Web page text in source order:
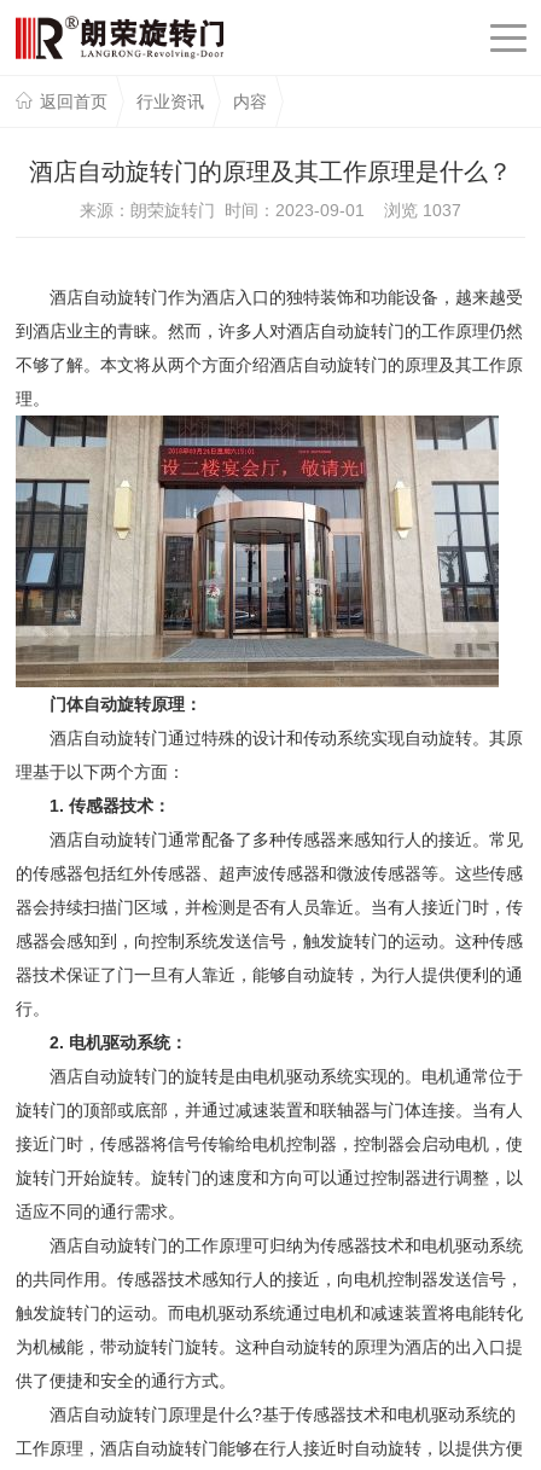
返回首页 行业资讯 内容
酒店自动旋转门的原理及其工作原理是什么？
来源：朗荣旋转门 时间：2023-09-01 浏览 1037
酒店自动旋转门作为酒店入口的独特装饰和功能设备，越来越受
到酒店业主的青睐。然而，许多人对酒店自动旋转门的工作原理仍然
不够了解。本文将从两个方面介绍酒店自动旋转门的原理及其工作原
理。
门体自动旋转原理：
酒店自动旋转门通过特殊的设计和传动系统实现自动旋转。其原
理基于以下两个方面：
1. 传感器技术：
酒店自动旋转门通常配备了多种传感器来感知行人的接近。常见
的传感器包括红外传感器、超声波传感器和微波传感器等。这些传感
器会持续扫描门区域，并检测是否有人员靠近。当有人接近门时，传
感器会感知到，向控制系统发送信号，触发旋转门的运动。这种传感
器技术保证了门一旦有人靠近，能够自动旋转，为行人提供便利的通
行。
2. 电机驱动系统：
酒店自动旋转门的旋转是由电机驱动系统实现的。电机通常位于
旋转门的顶部或底部，并通过减速装置和联轴器与门体连接。当有人
接近门时，传感器将信号传输给电机控制器，控制器会启动电机，使
旋转门开始旋转。旋转门的速度和方向可以通过控制器进行调整，以
适应不同的通行需求。
酒店自动旋转门的工作原理可归纳为传感器技术和电机驱动系统
的共同作用。传感器技术感知行人的接近，向电机控制器发送信号，
触发旋转门的运动。而电机驱动系统通过电机和减速装置将电能转化
为机械能，带动旋转门旋转。这种自动旋转的原理为酒店的出入口提
供了便捷和安全的通行方式。
酒店自动旋转门原理是什么?基于传感器技术和电机驱动系统的
工作原理，酒店自动旋转门能够在行人接近时自动旋转，以提供方便